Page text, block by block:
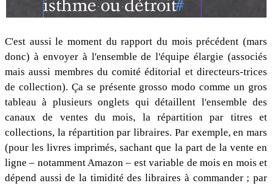
C'est aussi le moment du rapport du mois précédent (mars
donc) à envoyer à l'ensemble de l'équipe élargie (associés
mais aussi membres du comité éditorial et directeurs-trices
de collection). Ça se présente grosso modo comme un gros
tableau à plusieurs onglets qui détaillent l'ensemble des
canaux de ventes du mois, la répartition par titres et
collections, la répartition par libraires. Par exemple, en mars
(pour les livres imprimés, sachant que la part de la vente en
ligne – notamment Amazon – est variable de mois en mois et
dépend aussi de la timidité des libraires à commander ; par